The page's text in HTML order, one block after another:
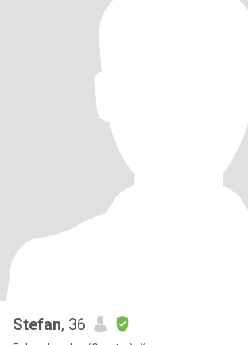
Stefan, 36